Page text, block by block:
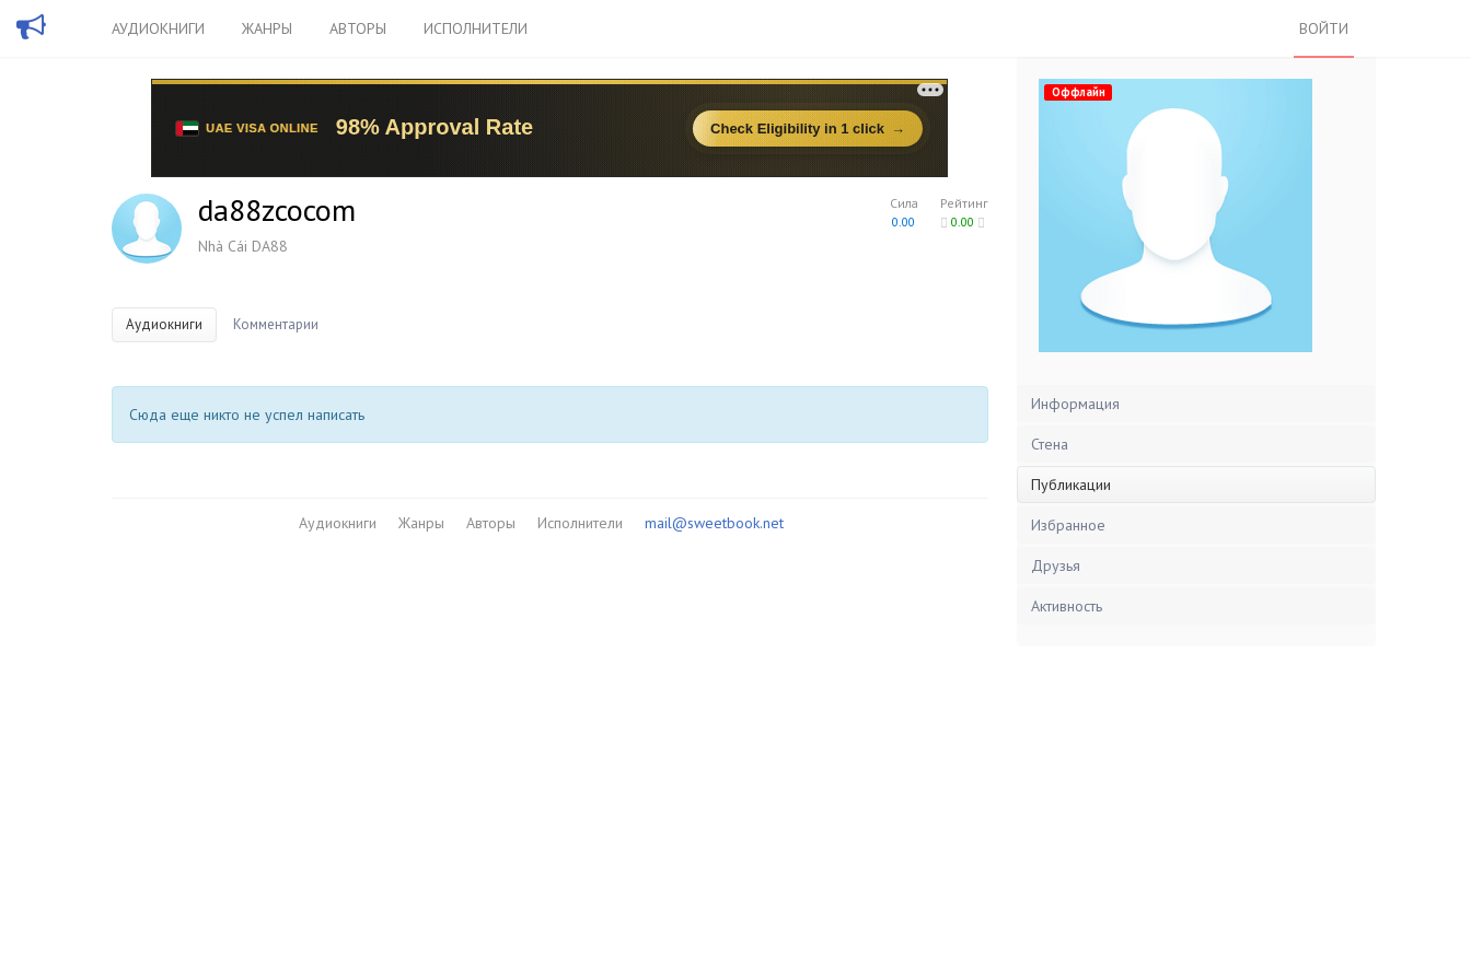
АУДИОКНИГИ ЖАНРЫ АВТОРЫ ИСПОЛНИТЕЛИ ВОЙТИ
Рейтинг
0.00
Сила
0.00
da88zcocom
Nhà Cái DA88
Аудиокниги Комментарии
Сюда еще никто не успел написать
Аудиокниги Жанры Авторы Исполнители mail@sweetbook.net
Оффлайн
Информация
Стена
Публикации
Избранное
Друзья
Активность